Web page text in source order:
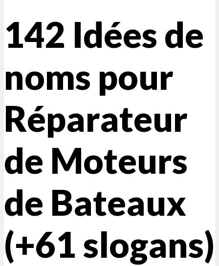
142 Idées de
noms pour
Réparateur
de Moteurs
de Bateaux
(+61 slogans)